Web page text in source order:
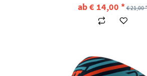
ab € 14,00 * € 21,00 *